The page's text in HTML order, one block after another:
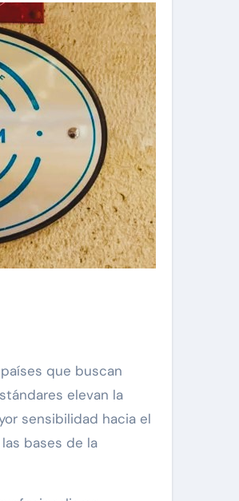
que buscan
elevan la
sensibilidad hacia el
bases de la